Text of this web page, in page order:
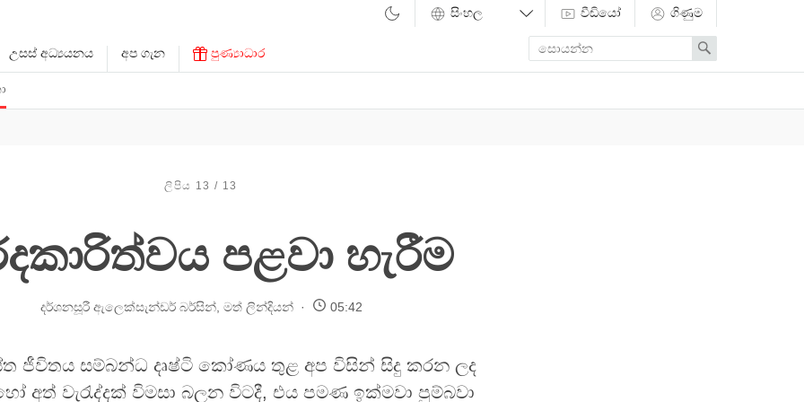
උසස් අධ්‍යයනය අප ගැන පුණ්‍යාධාර
වීඩියෝ ගිණුම
Enter
search
term
Search
ලිපිය 13 / 13
පළවා හැරීම
දර්ශනසූරී ඇලෙක්සැන්ඩර් බර්සින්, මත් ලින්දියන් 05:42
ජීවිතය සම්බන්ධ දෘෂ්ටි කෝණය තුළ අප විසින් සිදු කරන ලද
අත් වැරැද්දක් විමසා බලන විටදී, එය පමණ ඉක්මවා පුම්බවා